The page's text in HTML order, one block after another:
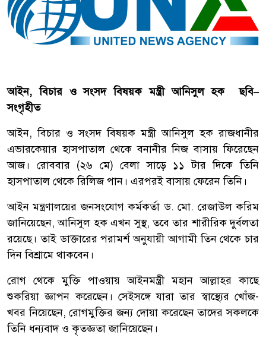
আইন, বিচার ও সংসদ বিষয়ক মন্ত্রী আনিসুল হক ছবি–
সংগৃহীত
আইন, বিচার ও সংসদ বিষয়ক মন্ত্রী আনিসুল হক রাজধানীর
এভারকেয়ার হাসপাতাল থেকে বনানীর নিজ বাসায় ফিরেছেন
আজ। রোববার (২৬ মে) বেলা সাড়ে ১১ টার দিকে তিনি
হাসপাতাল থেকে রিলিজ পান। এরপরই বাসায় ফেরেন তিনি।
আইন মন্ত্রণালয়ের জনসংযোগ কর্মকর্তা ড. মো. রেজাউল করিম
জানিয়েছেন, আনিসুল হক এখন সুস্থ, তবে তার শারীরিক দুর্বলতা
রয়েছে। তাই ডাক্তারের পরামর্শ অনুযায়ী আগামী তিন থেকে চার
দিন বিশ্রামে থাকবেন।
রোগ থেকে মুক্তি পাওয়ায় আইনমন্ত্রী মহান আল্লাহর কাছে
শুকরিয়া জ্ঞাপন করেছেন। সেইসঙ্গে যারা তার স্বাস্থ্যের খোঁজ-
খবর নিয়েছেন, রোগমুক্তির জন্য দোয়া করেছেন তাদের সকলকে
তিনি ধন্যবাদ ও কৃতজ্ঞতা জানিয়েছেন।